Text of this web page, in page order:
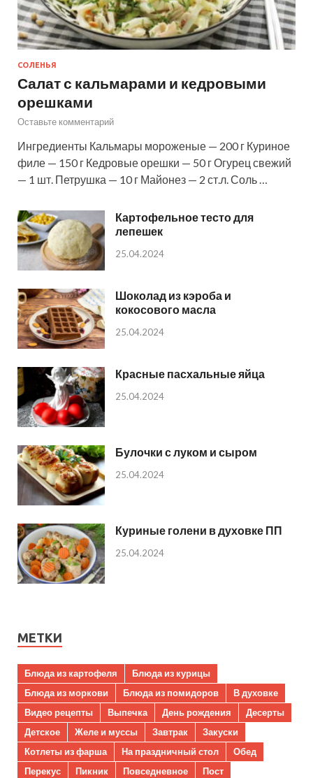
СОЛЕНЬЯ
Салат с кальмарами и кедровыми
орешками
Оставьте комментарий
Ингредиенты Кальмары мороженые — 200 г Куриное
филе — 150 г Кедровые орешки — 50 г Огурец свежий
— 1 шт. Петрушка — 10 г Майонез — 2 ст.л. Соль …
Картофельное тесто для
лепешек
25.04.2024
Шоколад из кэроба и
кокосового масла
25.04.2024
Красные пасхальные яйца
25.04.2024
Булочки с луком и сыром
25.04.2024
Куриные голени в духовке ПП
25.04.2024
МЕТКИ
Блюда из картофеля
Блюда из курицы
Блюда из моркови
Блюда из помидоров
В духовке
Видео рецепты
Выпечка День рождения
Десерты
Детское
Желе и муссы Завтрак
Закуски
Котлеты из фарша
На праздничный стол
Обед
Перекус
Пикник Повседневное
Пост